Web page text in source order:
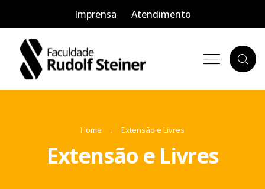
Imprensa Atendimento
Home Extensão e Livres
Extensão e Livres